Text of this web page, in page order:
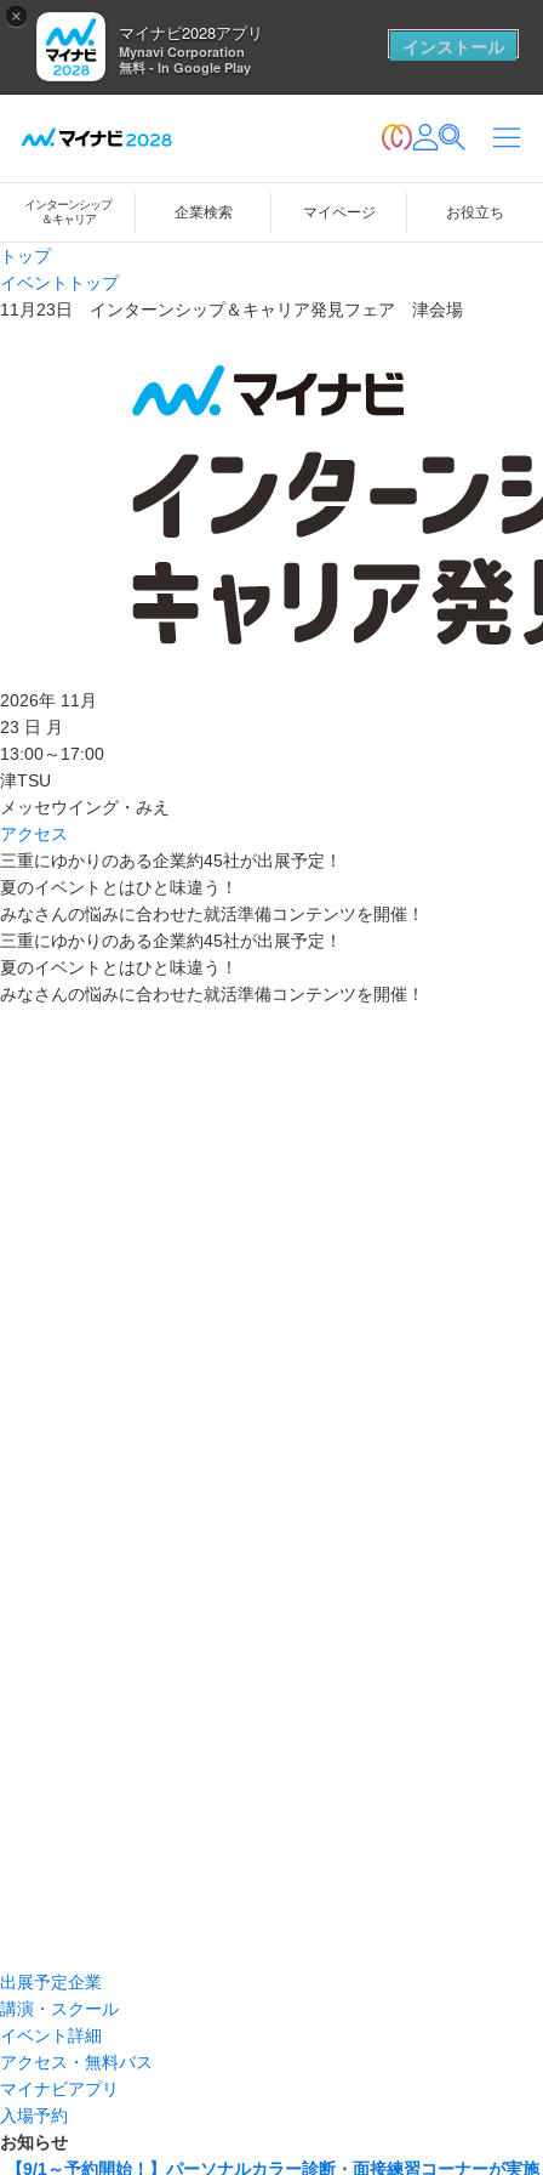
×
マイナビ2028アプリ
Mynavi Corporation
無料 - In Google Play
インストール
インターンシップ
＆キャリア
企業検索 マイページ お役立ち
トップ
イベントトップ
11月23日 インターンシップ＆キャリア発見フェア 津会場
2026年 11 月
23 日 月
13:00～17:00
津TSU
メッセウイング・みえ
アクセス
三重にゆかりのある企業約45社が出展予定！
夏のイベントとはひと味違う！
みなさんの悩みに合わせた就活準備コンテンツを開催！
三重にゆかりのある企業約45社が出展予定！
夏のイベントとはひと味違う！
みなさんの悩みに合わせた就活準備コンテンツを開催！
出展予定企業
講演・スクール
イベント詳細
アクセス・無料バス
マイナビアプリ
入場予約
お知らせ
【9/1～予約開始！】パーソナルカラー診断・面接練習コーナーが実施